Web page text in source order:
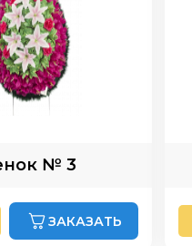
№ 3
ЗАКАЗАТЬ